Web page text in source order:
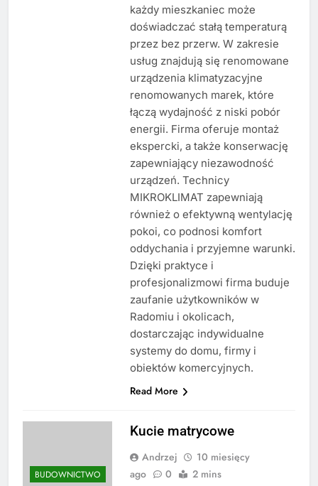
każdy mieszkaniec może
doświadczać stałą temperaturą
przez bez przerw. W zakresie
usług znajdują się renomowane
urządzenia klimatyzacyjne
renomowanych marek, które
łączą wydajność z niski pobór
energii. Firma oferuje montaż
ekspercki, a także konserwację
zapewniający niezawodność
urządzeń. Technicy
MIKROKLIMAT zapewniają
również o efektywną wentylację
pokoi, co podnosi komfort
oddychania i przyjemne warunki.
Dzięki praktyce i
profesjonalizmowi firma buduje
zaufanie użytkowników w
Radomiu i okolicach,
dostarczając indywidualne
systemy do domu, firmy i
obiektów komercyjnych.
Read More
BUDOWNICTWO
Kucie matrycowe
Andrzej
10 miesięcy
ago
0 2 mins